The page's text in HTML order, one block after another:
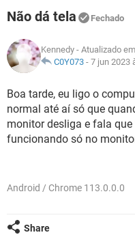
INSTAGRAM
GUIA DE COMPRAS
INSTAGRAM
GUIA DE COMPRAS
JOGOS
CELULAR
OUTLOOK
GUIA DE COMPRAS
JOGOS
CELULAR
OUTLOOK
INSTAGRAM
GUIA DE COMPRAS
GLOSSÁRIO
CELULAR
OUTLOOK
Não dá tela Fechado
Kennedy - Atualizado
C0Y073 - 7 jun 2023
Boa tarde, eu ligo o
normal até aí só que
monitor desliga e fala
funcionando só no
Android / Chrome 113.0.0.0
Share